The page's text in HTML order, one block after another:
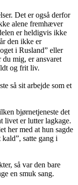
Det er også derfor
alene fremhæver
er heldigvis ikke
den ikke er
i Rusland” eller
mig, er ansvaret
og frit liv.
så sit arbejde som et
bjørnetjeneste det
livet er lutter lagkage.
her med at hun sagde
kald”, satte gang i
så var den bare
en smuk sang.